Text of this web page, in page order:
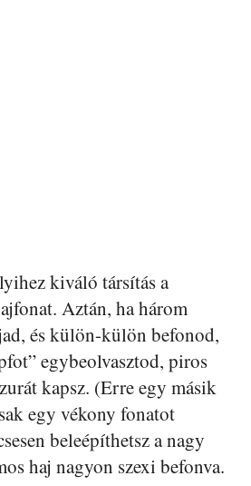
kiváló társítás a
Aztán, ha három
és külön-külön befonod,
egybeolvasztod, piros
kapsz. (Erre egy másik
egy vékony fonatot
beleépíthetsz a nagy
haj nagyon szexi befonva.